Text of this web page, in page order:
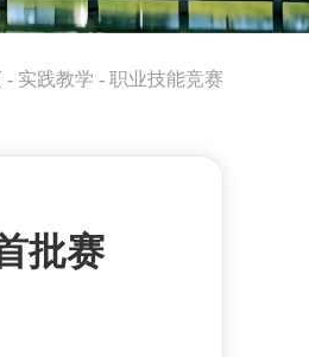
- 实践教学 - 职业技能竞赛
批赛